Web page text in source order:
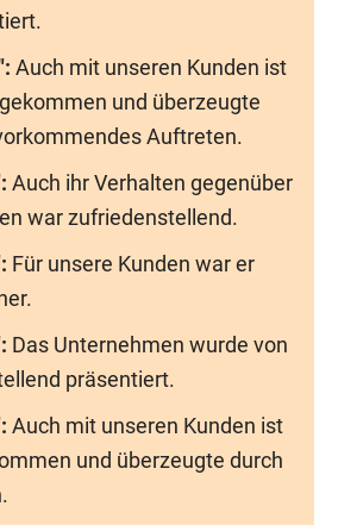
Auch mit unseren Kunden ist
und überzeugte
Auftreten.
Auch ihr Verhalten gegenüber
war zufriedenstellend.
Für unsere Kunden war er
Das Unternehmen wurde von
präsentiert.
Auch mit unseren Kunden ist
und überzeugte durch